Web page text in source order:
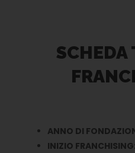
SCHEDA
ANNO DI
INIZIO FRANCHISING: